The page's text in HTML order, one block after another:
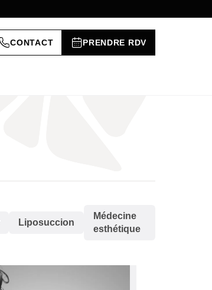
CONTACT PRENDRE RDV
Liposuccion
Médecine
esthétique